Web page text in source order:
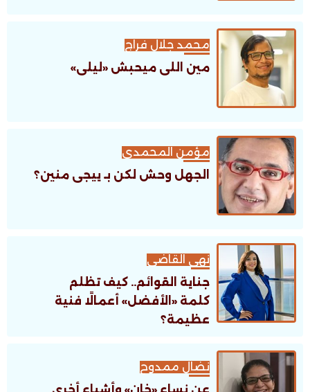
محمد جلال فراج
مين اللى ميحبش «ليلى»
مؤمن المحمدى
الجهل وحش لكن بـ ييجى منين؟
نهى القاضى
جناية القوائم.. كيف تظلم
كلمة «الأفضل» أعمالًا فنية
عظيمة؟
نضال ممدوح